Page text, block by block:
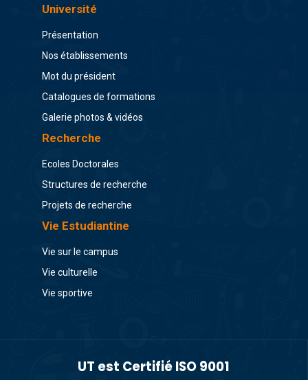
Université
Présentation
Nos établissements
Mot du président
Catalogues de formations
Galerie photos & vidéos
Recherche
Ecoles Doctorales
Structures de recherche
Projets de recherche
Vie Estudiantine
Vie sur le campus
Vie culturelle
Vie sportive
UT est Certifié ISO 9001